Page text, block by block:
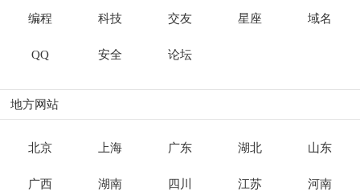
编程 科技 交友 星座 域名
QQ 安全 论坛
地方网站
北京 上海 广东 湖北 山东
广西 湖南 四川 江苏 河南